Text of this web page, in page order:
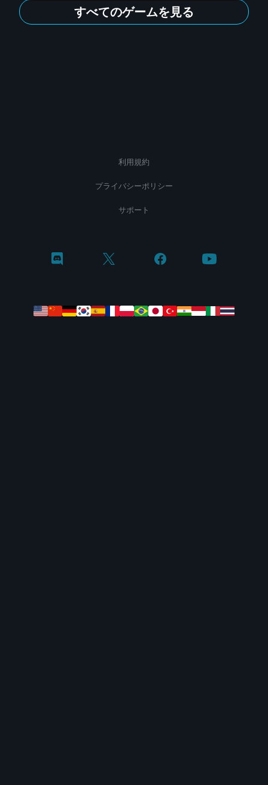
すべてのゲームを見る
利用規約
プライバシーポリシー
サポート